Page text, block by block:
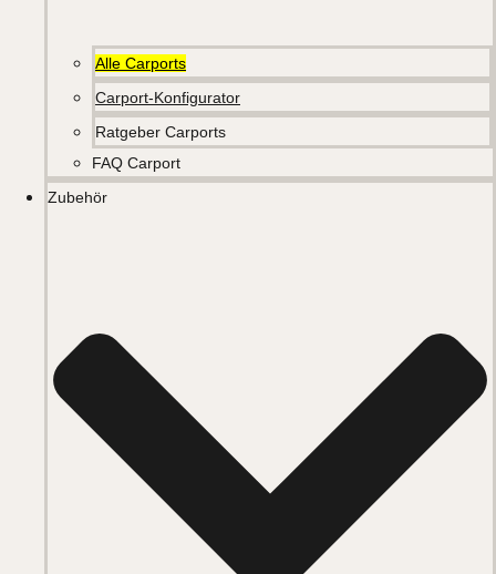
Alle Carports
Carport-Konfigurator
Ratgeber Carports
FAQ Carport
Zubehör